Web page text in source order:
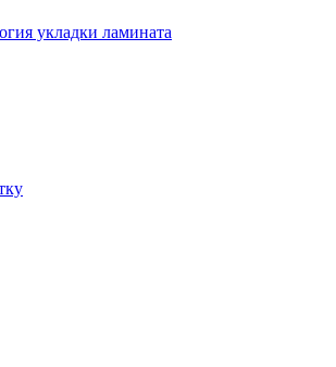
укладки ламината